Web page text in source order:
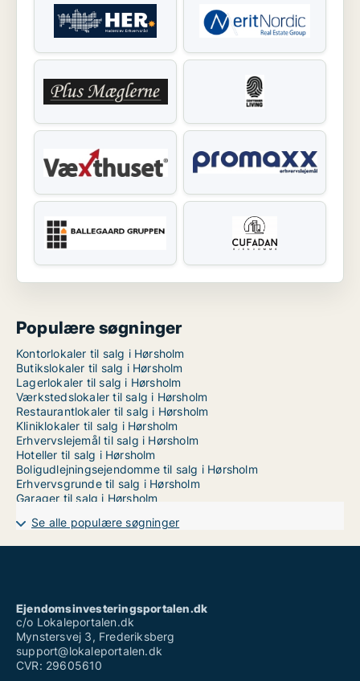
Populære søgninger
Kontorlokaler til salg i Hørsholm
Butikslokaler til salg i Hørsholm
Lagerlokaler til salg i Hørsholm
Værkstedslokaler til salg i Hørsholm
Restaurantlokaler til salg i Hørsholm
Kliniklokaler til salg i Hørsholm
Erhvervslejemål til salg i Hørsholm
Hoteller til salg i Hørsholm
Boligudlejningsejendomme til salg i Hørsholm
Erhvervsgrunde til salg i Hørsholm
Garager til salg i Hørsholm
Se alle populære søgninger
Ejendomsinvesteringsportalen.dk
c/o Lokaleportalen.dk
Mynstersvej 3, Frederiksberg
support@lokaleportalen.dk
CVR: 29605610